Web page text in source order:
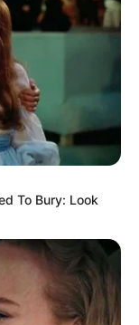
To Bury: Look